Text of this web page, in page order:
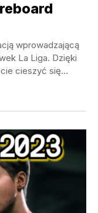
wprowadzającą
La Liga. Dzięki
cieszyć się